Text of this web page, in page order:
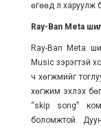
өгөөд л харуулж
Ray-Ban Meta
Ray-Ban Meta
Music зэрэгтэй
ч хөгжмийг
хөгжим эхлэх
“skip song”
боломжтой.